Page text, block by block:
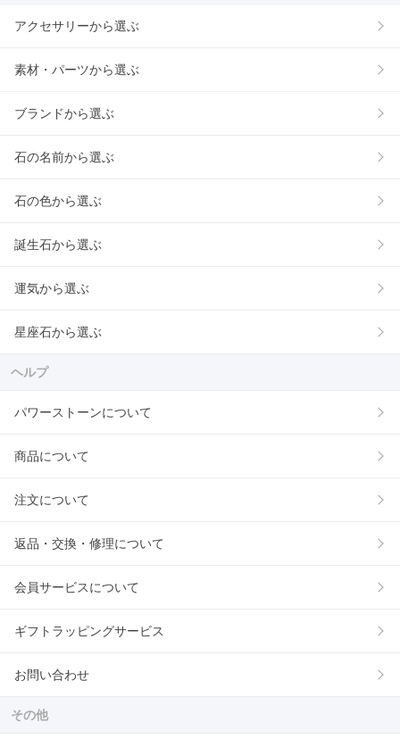
アクセサリーから選ぶ
素材・パーツから選ぶ
ブランドから選ぶ
石の名前から選ぶ
石の色から選ぶ
誕生石から選ぶ
運気から選ぶ
星座石から選ぶ
ヘルプ
パワーストーンについて
商品について
注文について
返品・交換・修理について
会員サービスについて
ギフトラッピングサービス
お問い合わせ
その他